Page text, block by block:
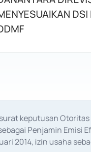
DSI
keputusan
Penjamin
2014, izin usaha